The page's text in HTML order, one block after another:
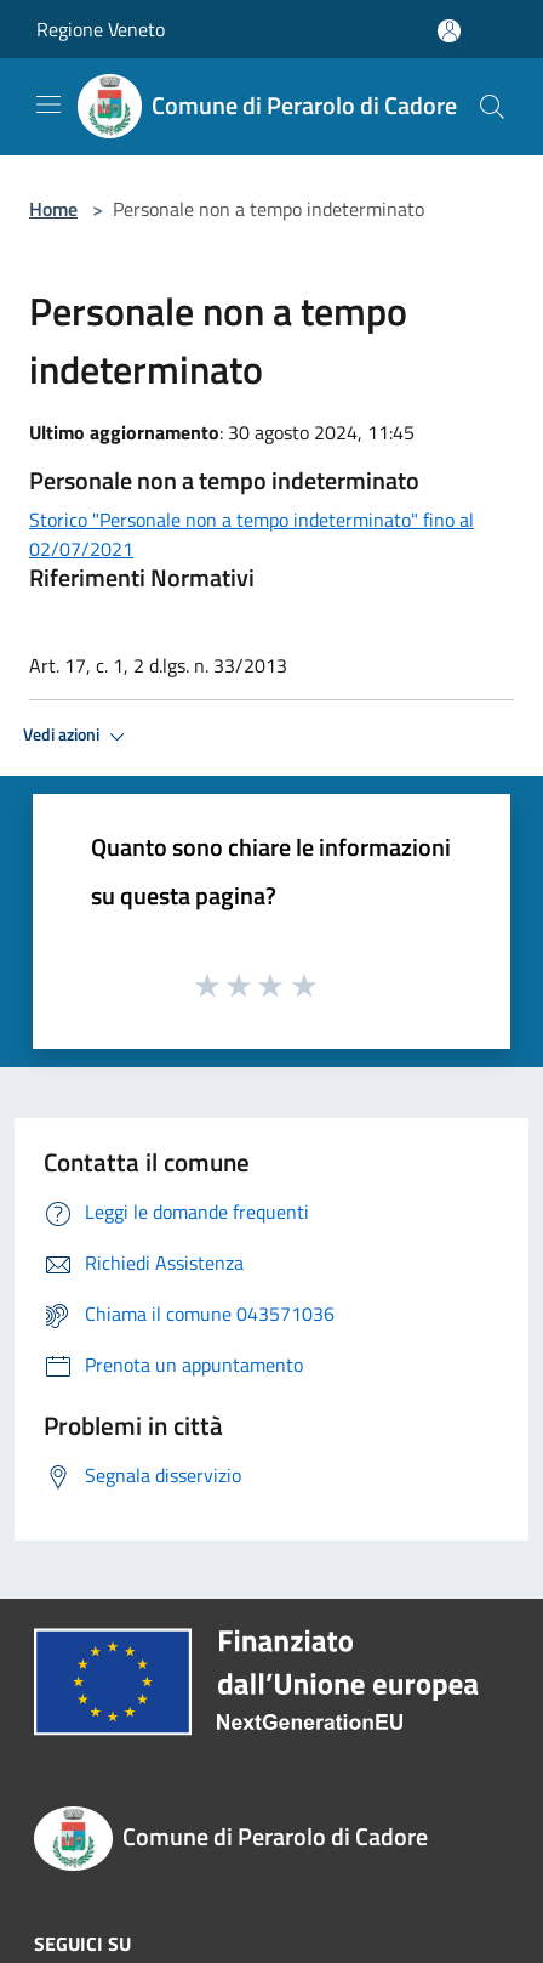
Regione Veneto
Comune di Perarolo di Cadore
Home > Personale non a tempo indeterminato
Personale non a tempo
indeterminato
Ultimo aggiornamento: 30 agosto 2024, 11:45
Personale non a tempo indeterminato
Storico "Personale non a tempo indeterminato" fino al
02/07/2021
Riferimenti Normativi
Art. 17, c. 1, 2 d.lgs. n. 33/2013
Vedi azioni
Quanto sono chiare le informazioni
su questa pagina?
Contatta il comune
Leggi le domande frequenti
Richiedi Assistenza
Chiama il comune 043571036
Prenota un appuntamento
Problemi in città
Segnala disservizio
Comune di Perarolo di Cadore
SEGUICI SU